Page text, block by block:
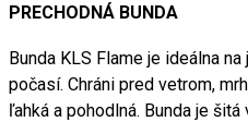
PRECHODNÁ BUNDA
Bunda KLS Flame je ideálna
počasí. Chráni pred vetrom,
ľahká a pohodlná. Bunda je